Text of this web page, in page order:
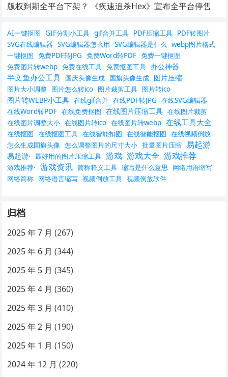
版权到期全平台下架？ 《疾速追杀Hex》宣布全平台停售
AI一键抠图 GIF分割小工具 gif合并工具 PDF压缩工具 PDF转图片
SVG在线编辑器 SVG编辑器怎么用 SVG编辑器是什么 webp图片格式
一键抠图 免费PDF转JPG 免费Word转PDF 免费一键抠图
免费图片转webp 免费在线工具 免费抠图工具 办公神器
半文鱼办公工具 国庆头像生成 国旗头像生成 图片压缩
图片大小调整 图片怎么转ico 图片裁剪工具 图片转ico
图片转WEBP小工具 在线gif合并 在线PDF转JPG 在线SVG编辑器
在线Word转PDF 在线免费抠图 在线图片压缩工具 在线图片裁剪
在线图片调整大小 在线图片转ico 在线图片转webp 在线工具大全
在线抠图 在线抠图工具 在线智能扣图 在线智能抠图 在线视频倒放
怎么生成国旗头像 怎么调整图片的尺寸大小 批量图片压缩 易起游
易起游· 最好用的图片压缩工具 游戏 游戏大全 游戏推荐
游戏推荐· 游戏资讯 简称释义工具 缩写是什么意思
网络用语缩写
网络简称 网络语言缩写 视频倒放工具 视频倒放软件
归档
2025 年 7 月 (267)
2025 年 6 月 (344)
2025 年 5 月 (345)
2025 年 4 月 (360)
2025 年 3 月 (410)
2025 年 2 月 (190)
2025 年 1 月 (150)
2024 年 12 月 (220)